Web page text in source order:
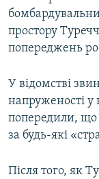
простору
попереджень
У відомстві
напруженості
попередили, що
за будь-які
Після того, як